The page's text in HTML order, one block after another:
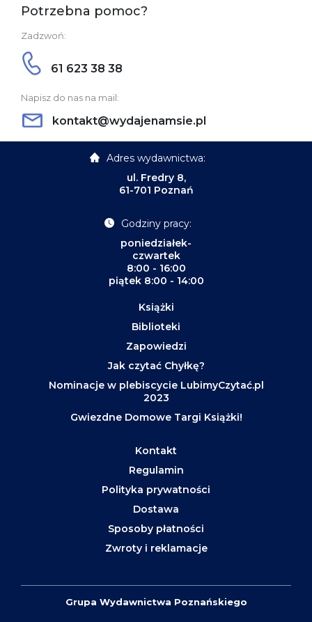
Potrzebna pomoc?
Zadzwoń:
61 623 38 38
Napisz do nas na mail:
kontakt@wydajenamsie.pl
Adres wydawnictwa:
ul. Fredry 8,
61-701 Poznań
Godziny pracy:
poniedziałek-
czwartek
8:00 - 16:00
piątek 8:00 - 14:00
Książki
Biblioteki
Zapowiedzi
Jak czytać Chyłkę?
Nominacje w plebiscycie LubimyCzytać.pl
2023
Gwiezdne Domowe Targi Książki!
Kontakt
Regulamin
Polityka prywatności
Dostawa
Sposoby płatności
Zwroty i reklamacje
Grupa Wydawnictwa Poznańskiego